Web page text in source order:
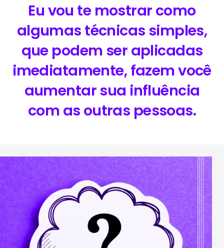
Eu vou te mostrar como
algumas técnicas simples,
que podem ser aplicadas
imediatamente, fazem você
aumentar sua influência
com as outras pessoas.